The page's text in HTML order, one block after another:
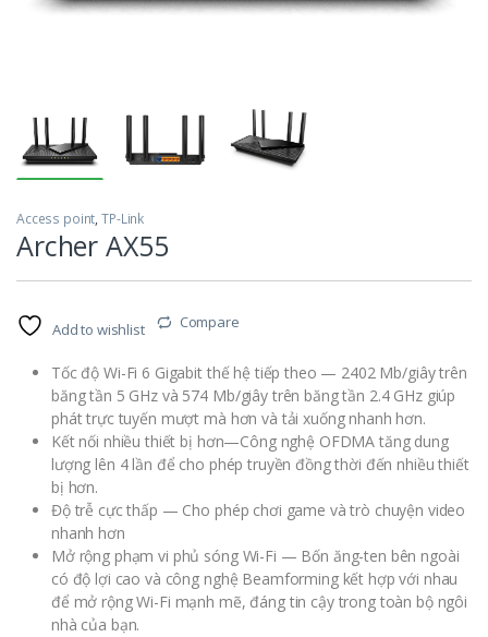
Access point,TP-Link
Archer AX55
Add to wishlist Compare
Tốc độ Wi-Fi 6 Gigabit thế hệ tiếp theo — 2402 Mb/giây trên
băng tần 5 GHz và 574 Mb/giây trên băng tần 2.4 GHz giúp
phát trực tuyến mượt mà hơn và tải xuống nhanh hơn.
Kết nối nhiều thiết bị hơn—Công nghệ OFDMA tăng dung
lượng lên 4 lần để cho phép truyền đồng thời đến nhiều thiết
bị hơn.
Độ trễ cực thấp — Cho phép chơi game và trò chuyện video
nhanh hơn
Mở rộng phạm vi phủ sóng Wi-Fi — Bốn ăng-ten bên ngoài
có độ lợi cao và công nghệ Beamforming kết hợp với nhau
để mở rộng Wi-Fi mạnh mẽ, đáng tin cậy trong toàn bộ ngôi
nhà của bạn.